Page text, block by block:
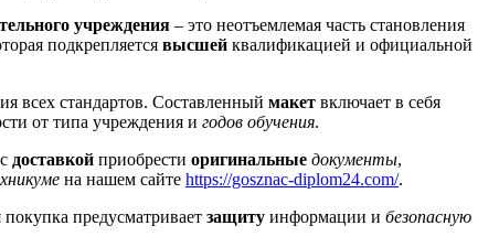
учреждения – это неотъемлемая часть становления
подкрепляется высшей квалификацией и официальной
всех стандартов. Составленный макет включает в себя
от типа учреждения и годов обучения.
доставкой приобрести оригинальные документы,
на нашем сайте https://gosznac-diplom24.com/.
предусматривает защиту информации и безопасную